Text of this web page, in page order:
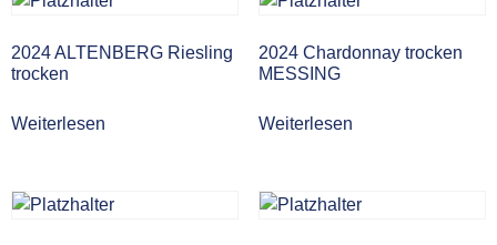
2024 ALTENBERG Riesling
trocken
Weiterlesen
2024 Chardonnay trocken
MESSING
Weiterlesen